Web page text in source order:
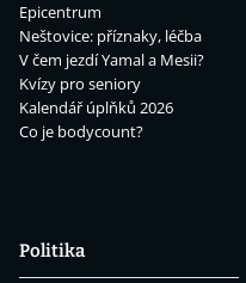
Epicentrum
Neštovice: příznaky, léčba
V čem jezdí Yamal a Mesii?
Kvízy pro seniory
Kalendář úplňků 2026
Co je bodycount?
Politika